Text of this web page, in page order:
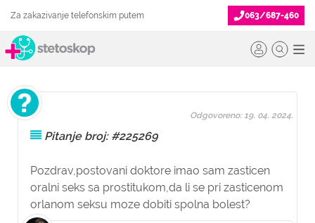
Za zakazivanje telefonskim putem 063/687-460
Pitanje broj: #225269
Pozdrav,postovani doktore imao sam zasticen
oralni seks sa prostitukom,da li se pri zasticenom
orlanom seksu moze dobiti spolna bolest?
Odgovoreno: 19. 04. 2024.